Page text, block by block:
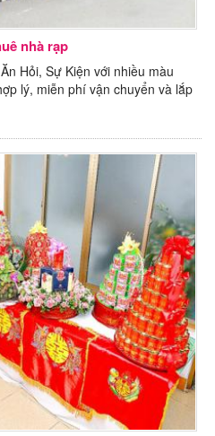
nhà rạp
Hỏi, Sự Kiện với nhiều màu
lý, miễn phí vận chuyển và lắp